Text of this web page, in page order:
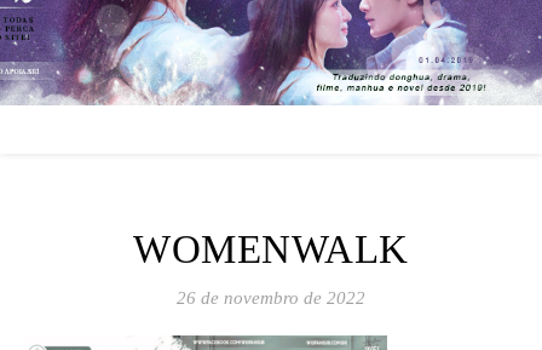
WOMENWALK
26 de novembro de 2022